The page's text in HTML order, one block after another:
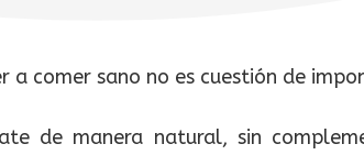
a comer sano no es cuestión de
de manera natural, sin